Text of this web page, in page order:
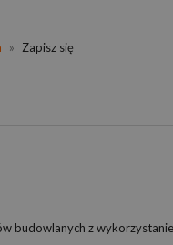
» Zapisz się
budowlanych z